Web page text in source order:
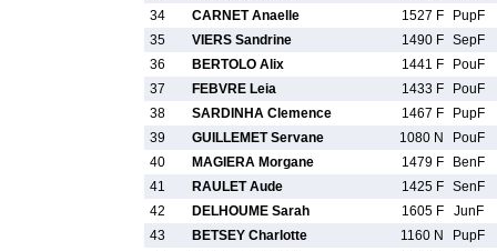
34
CARNET Anaelle 1527 F
PupF
35
VIERS Sandrine 1490 F SepF
36
BERTOLO Alix 1441 F
PouF
37
FEBVRE Leia 1433 F
PouF
38
SARDINHA Clemence 1467 F
PupF
39
GUILLEMET Servane 1080 N
PouF
40
MAGIERA Morgane 1479 F
BenF
41
RAULET Aude 1425 F SenF
42
DELHOUME Sarah 1605 F
JunF
43
BETSEY Charlotte 1160 N
PupF